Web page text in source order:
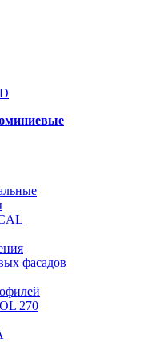
фасадов
270